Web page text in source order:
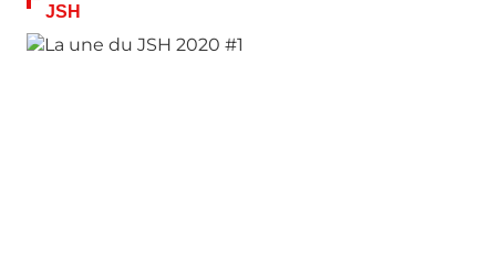
JSH